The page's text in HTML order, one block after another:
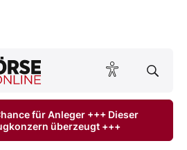
BÖRSE ONLINE lesen
für Anleger +++ Dieser
überzeugt +++